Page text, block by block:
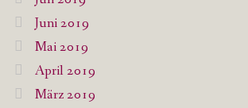
Juni 2019
Mai 2019
April 2019
März 2019